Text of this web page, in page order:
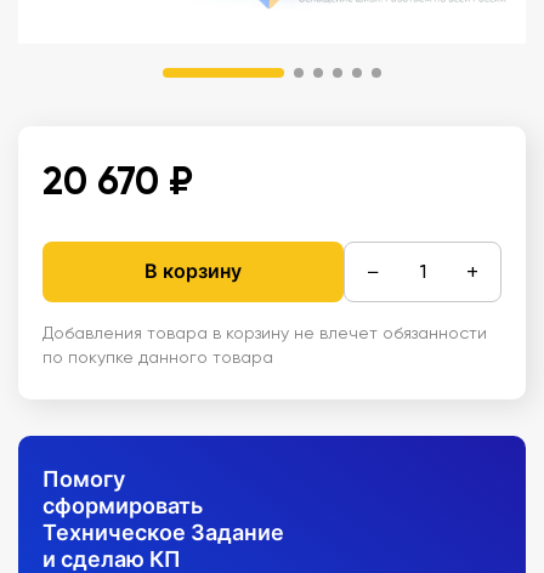
20 670 ₽
В корзину − +
Добавления товара в корзину не влечет обязанности
по покупке данного товара
Помогу
сформировать
Техническое Задание
и сделаю КП